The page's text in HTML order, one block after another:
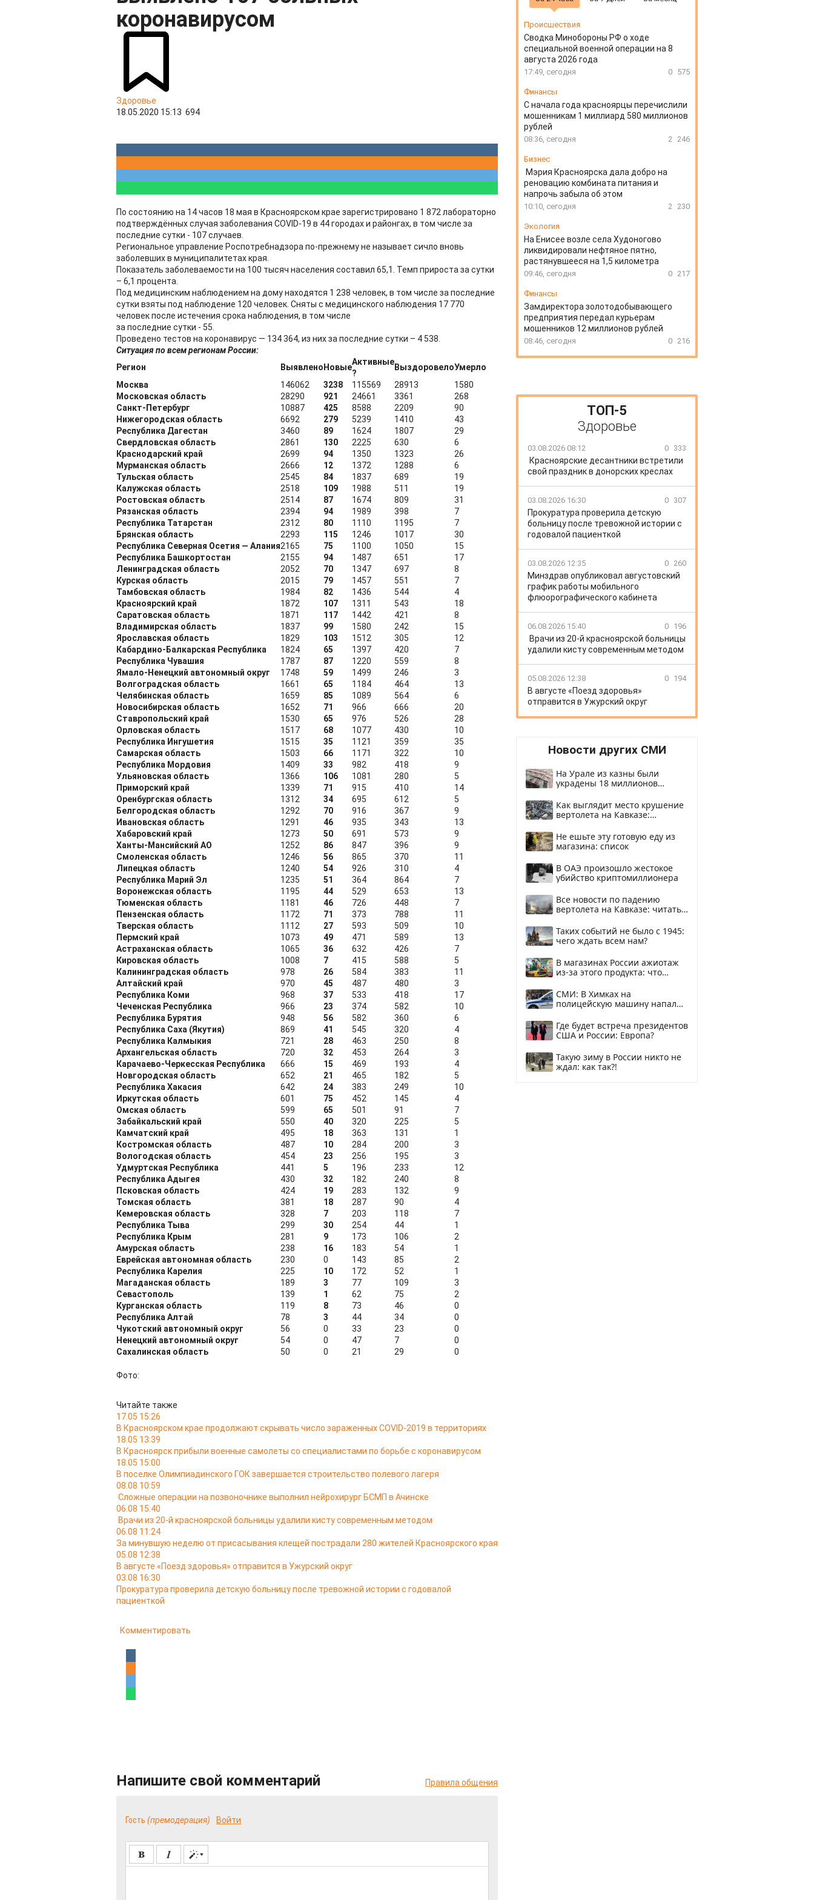
коронавирусом
Здоровье
18.05.2020 15:13 694
По состоянию на 14 часов 18 мая в Красноярском крае зарегистрировано 1 872 лабораторно
подтверждённых случая заболевания COVID-19 в 44 городах и районгах, в том числе за
последние сутки - 107 случаев.
Региональное управление Роспотребнадзора по-прежнему не называет сичло вновь
заболевших в муниципалитетах края.
Показатель заболеваемости на 100 тысяч населения составил 65,1. Темп прироста за сутки
– 6,1 процента.
Под медицинским наблюдением на дому находятся 1 238 человек, в том числе за последние
сутки взяты под наблюдение 120 человек. Сняты с медицинского наблюдения 17 770
человек после истечения срока наблюдения, в том числе
за последние сутки - 55.
Проведено тестов на коронавирус — 134 364, из них за последние сутки – 4 538.
Ситуация по всем регионам России:
Регион
Выявлено Новые
Активные
?
ВыздоровелоУмерло
Москва
146062 3238 115569 28913
1580
Московская область
28290 921 24661 3361
268
Санкт-Петербург
10887 425 8588 2209
90
Нижегородская область
6692 279 5239 1410
43
Республика Дагестан
3460 89 1624 1807
29
Свердловская область
2861 130 2225 630
6
Краснодарский край
2699 94 1350 1323
26
Мурманская область
2666 12 1372 1288
6
Тульская область
2545 84 1837 689
19
Калужская область
2518 109 1988 511
19
Ростовская область
2514 87 1674 809
31
Рязанская область
2394 94 1989 398
7
Республика Татарстан
2312 80 1110 1195
7
Брянская область
2293 115 1246 1017
30
Республика Северная Осетия — Алания2165 75 1100 1050
15
Республика Башкортостан
2155 94 1487 651
17
Ленинградская область
2052 70 1347 697
8
Курская область
2015 79 1457 551
7
Тамбовская область
1984 82 1436 544
4
Красноярский край
1872 107 1311 543
18
Саратовская область
1871 117 1442 421
8
Владимирская область
1837 99 1580 242
15
Ярославская область
1829 103 1512 305
12
Кабардино-Балкарская Республика
1824 65 1397 420
7
Республика Чувашия
1787 87 1220 559
8
Ямало-Ненецкий автономный округ
1748 59 1499 246
3
Волгоградская область
1661 65 1184 464
13
Челябинская область
1659 85 1089 564
6
Новосибирская область
1652 71 966 666
20
Ставропольский край
1530 65 976 526
28
Орловская область
1517 68 1077 430
10
Республика Ингушетия
1515 35 1121 359
35
Самарская область
1503 66 1171 322
10
Республика Мордовия
1409 33 982 418
9
Ульяновская область
1366 106 1081 280
5
Приморский край
1339 71 915 410
14
Оренбургская область
1312 34 695 612
5
Белгородская область
1292 70 916 367
9
Ивановская область
1291 46 935 343
13
Хабаровский край
1273 50 691 573
9
Ханты-Мансийский АО
1252 86 847 396
9
Смоленская область
1246 56 865 370
11
Липецкая область
1240 54 926 310
4
Республика Марий Эл
1235 51 364 864
7
Воронежская область
1195 44 529 653
13
Тюменская область
1181 46 726 448
7
Пензенская область
1172 71 373 788
11
Тверская область
1112 27 593 509
10
Пермский край
1073 49 471 589
13
Астраханская область
1065 36 632 426
7
Кировская область
1008 7 415 588
5
Калининградская область
978 26 584 383
11
Алтайский край
970 45 487 480
3
Республика Коми
968 37 533 418
17
Чеченская Республика
966 23 374 582
10
Республика Бурятия
948 56 582 360
6
Республика Саха (Якутия)
869 41 545 320
4
Республика Калмыкия
721 28 463 250
8
Архангельская область
720 32 453 264
3
Карачаево-Черкесская Республика
666 15 469 193
4
Новгородская область
652 21 465 182
5
Республика Хакасия
642 24 383 249
10
Иркутская область
601 75 452 145
4
Омская область
599 65 501 91
7
Забайкальский край
550 40 320 225
5
Камчатский край
495 18 363 131
1
Костромская область
487 10 284 200
3
Вологодская область
454 23 256 195
3
Удмуртская Республика
441 5 196 233
12
Республика Адыгея
430 32 182 240
8
Псковская область
424 19 283 132
9
Томская область
381 18 287 90
4
Кемеровская область
328 7 203 118
7
Республика Тыва
299 30 254 44
1
Республика Крым
281 9 173 106
2
Амурская область
238 16 183 54
1
Еврейская автономная область
230 0 143 85
2
Республика Карелия
225 10 172 52
1
Магаданская область
189 3 77 109
3
Севастополь
139 1 62 75
2
Курганская область
119 8 73 46
0
Республика Алтай
78 3 44 34
0
Чукотский автономный округ
56 0 33 23
0
Ненецкий автономный округ
54 0 47 7
0
Сахалинская область
50 0 21 29 0
Фото:
Читайте также
17.05 15:26
В Красноярском крае продолжают скрывать число зараженных COVID-2019 в территориях
18.05 13:39
В Красноярск прибыли военные самолеты со специалистами по борьбе с коронавирусом
18.05 15:00
В поселке Олимпиадинского ГОК завершается строительство полевого лагеря
08.08 10:59
Сложные операции на позвоночнике выполнил нейрохирург БСМП в Ачинске
06.08 15:40
Врачи из 20-й красноярской больницы удалили кисту современным методом
06.08 11:24
За минувшую неделю от присасывания клещей пострадали 280 жителей Красноярского края
05.08 12:38
В августе «Поезд здоровья» отправится в Ужурский округ
03.08 16:30
Прокуратура проверила детскую больницу после тревожной истории с годовалой
пациенткой
Комментировать
Напишите свой комментарий Правила общения
Гость (премодерация) Войти
Происшествия
Сводка Минобороны РФ о ходе
специальной военной операции на 8
августа 2026 года
17:49, сегодня 0 575
Финансы
С начала года красноярцы перечислили
мошенникам 1 миллиард 580 миллионов
рублей
08:36, сегодня 2 246
Бизнес
Мэрия Красноярска дала добро на
реновацию комбината питания и
напрочь забыла об этом
10:10, сегодня 2 230
Экология
На Енисее возле села Худоногово
ликвидировали нефтяное пятно,
растянувшееся на 1,5 километра
09:46, сегодня 0 217
Финансы
Замдиректора золотодобывающего
предприятия передал курьерам
мошенников 12 миллионов рублей
08:46, сегодня 0 216
ТОП-5
Здоровье
03.08.2026 08:12 0 333
Красноярские десантники встретили
свой праздник в донорских креслах
03.08.2026 16:30 0 307
Прокуратура проверила детскую
больницу после тревожной истории с
годовалой пациенткой
03.08.2026 12:35 0 260
Минздрав опубликовал августовский
график работы мобильного
флюорографического кабинета
06.08.2026 15:40 0 196
Врачи из 20-й красноярской больницы
удалили кисту современным методом
05.08.2026 12:38 0 194
В августе «Поезд здоровья»
отправится в Ужурский округ
Новости других СМИ
На Урале из казны были
украдены 18 миллионов
Как выглядит место крушение
вертолета на Кавказе:
Не ешьте эту готовую еду из
магазина: список
В ОАЭ произошло жестокое
убийство криптомиллионера
Все новости по падению
вертолета на Кавказе: читать
Таких событий не было с 1945:
чего ждать всем нам?
В магазинах России ажиотаж
из-за этого продукта: что
СМИ: В Химках на
полицейскую машину напали
Где будет встреча президентов
США и России: Европа?
Такую зиму в России никто не
ждал: как так?!